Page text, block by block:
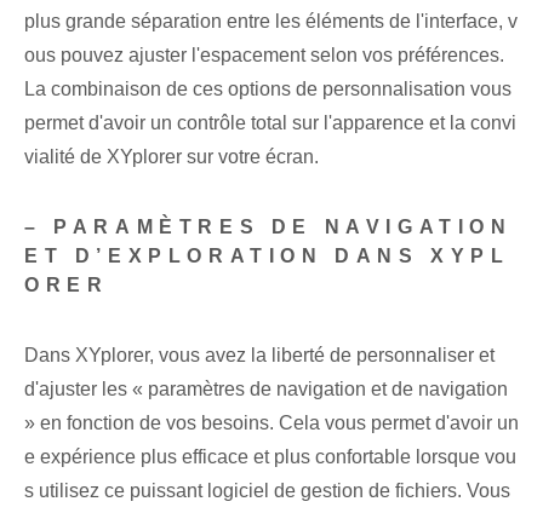
plus grande séparation entre les éléments de l'interface, v
ous pouvez ajuster l'espacement selon vos préférences.
La ⁤combinaison de ces options de personnalisation vous
permet d'avoir un contrôle total sur l'apparence et la convi
vialité de XYplorer sur votre écran.
– PARAMÈTRES DE NAVIGATION
ET D’EXPLORATION DANS XYPL
ORER
Dans XYplorer, vous avez la liberté de personnaliser et
d'ajuster les « paramètres de navigation et de navigation
» en fonction de vos besoins. Cela vous permet d'avoir un
e expérience plus efficace et plus confortable lorsque vou
s utilisez ce puissant logiciel de gestion de fichiers. Vous